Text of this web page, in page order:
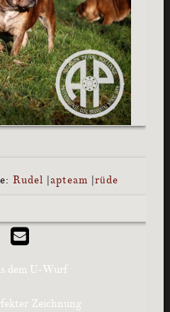
Rudel |apteam |rüde
dem U-Wurf
Zeichnung